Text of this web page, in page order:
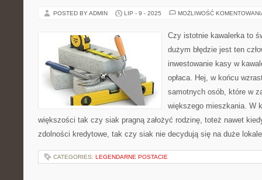
POSTED BY ADMIN LIP - 9 - 2025 MOŻLIWOŚĆ
Czy istotnie kawalerka to
dużym błędzie jest ten
inwestowanie kasy w
opłaca. Hej, w końcu
samotnych osób, które w
większego mieszkania. W
większości tak czy siak pragną założyć rodzinę, toteż nawet
zdolności kredytowe, tak czy siak nie decydują się na duże
CATEGORIES: LEGENDARNE POSTACIE